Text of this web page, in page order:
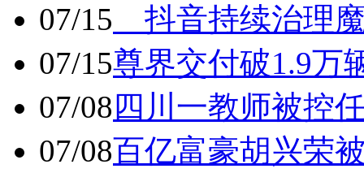
07/15 抖音持续治理
07/15尊界交付破1.9万
07/08 四川一教师被控
07/08百亿富豪胡兴荣